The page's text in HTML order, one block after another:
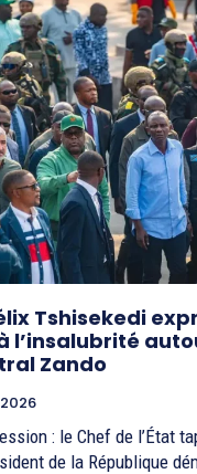
Tshisekedi
l’insalubrité
Zando
: le Chef de l’État
de la République